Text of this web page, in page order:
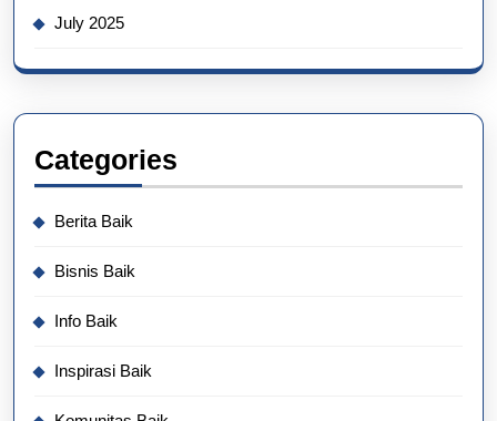
July 2025
Categories
Berita Baik
Bisnis Baik
Info Baik
Inspirasi Baik